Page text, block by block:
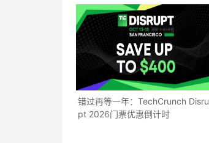
错过再等一年：TechCrunch Disru
pt 2026门票优惠倒计时